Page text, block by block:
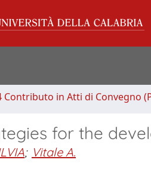
Contributo in Atti di Convegno
for the
; Vitale A.